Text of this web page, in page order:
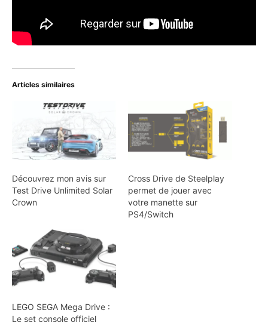
Articles similaires
Découvrez mon avis sur
Test Drive Unlimited Solar
Crown
Cross Drive de Steelplay
permet de jouer avec
votre manette sur
PS4/Switch
LEGO SEGA Mega Drive :
Le set console officiel